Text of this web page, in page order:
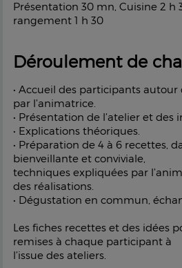
Présentation 30 mn, Cuisine 2 h
rangement 1 h 30
Déroulement de
• Accueil des participants autour
par l’animatrice.
• Présentation de l’atelier et des
• Explications théoriques.
• Préparation de 4 à 6 recettes,
bienveillante et conviviale,
techniques expliquées par
des réalisations.
• Dégustation en commun,
Les fiches recettes et des idées
remises à chaque participant à
l’issue des ateliers.